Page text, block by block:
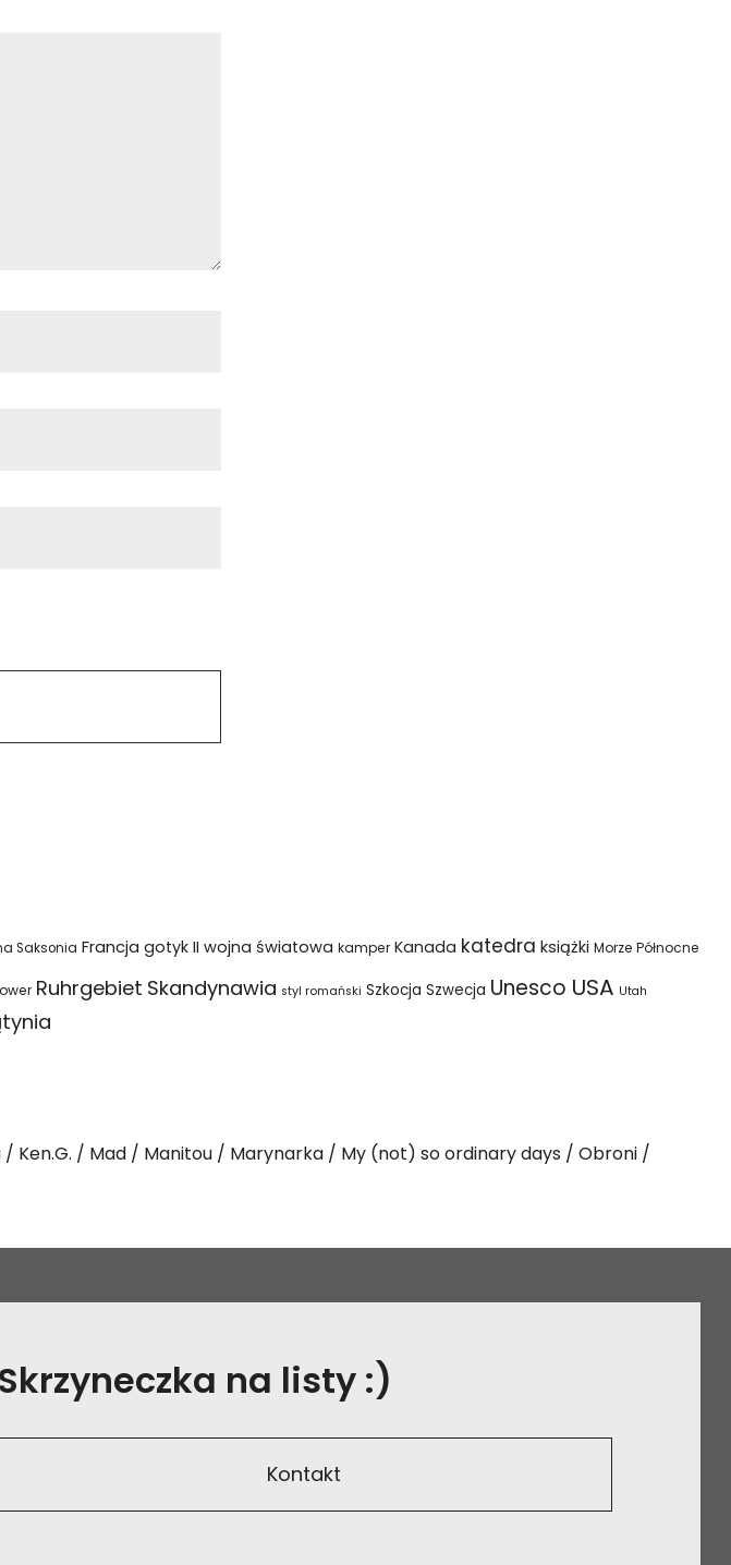
Saksonia Francja gotyk II wojna światowa kamper Kanada katedra książki Morze Północne
Ruhrgebiet Skandynawia styl romański Szkocja Szwecja Unesco USA Utah
Ken.G. Mad Manitou Marynarka My (not) so ordinary days
Obroni
Skrzyneczka na listy :)
Kontakt